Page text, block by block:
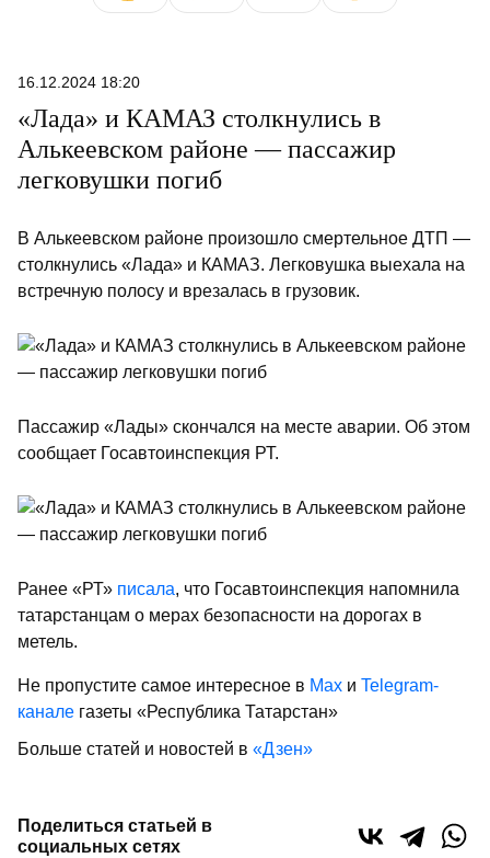
16.12.2024 18:20
«Лада» и КАМАЗ столкнулись в
Алькеевском районе — пассажир
легковушки погиб
В Алькеевском районе произошло смертельное ДТП —
столкнулись «Лада» и КАМАЗ. Легковушка выехала на
встречную полосу и врезалась в грузовик.
Пассажир «Лады» скончался на месте аварии. Об этом
сообщает Госавтоинспекция РТ.
Ранее «РТ» писала, что Госавтоинспекция напомнила
татарстанцам о мерах безопасности на дорогах в
метель.
Не пропустите самое интересное в Max и Telegram-
канале газеты «Республика Татарстан»
Больше статей и новостей в «Дзен»
Поделиться статьей в
социальных сетях